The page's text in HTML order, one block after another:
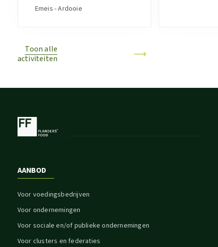
Emeis - Ardooie
Toon alle
activiteiten
AANBOD
Voor voedingsbedrijven
Voor ondernemingen
Voor sociale en/of publieke ondernemingen
Voor clusters en federaties